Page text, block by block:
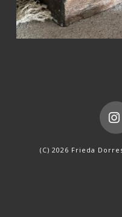
(C) 2026 Frieda